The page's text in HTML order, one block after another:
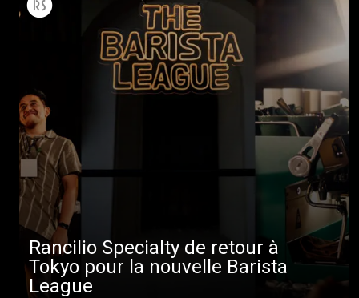
Rancilio Specialty de retour à
Tokyo pour la nouvelle Barista
League